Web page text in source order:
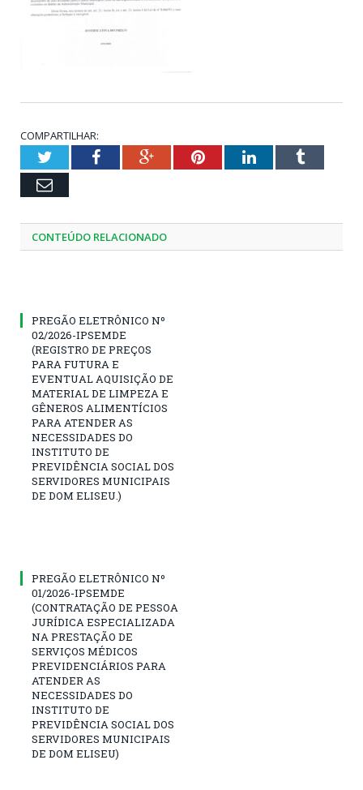
COMPARTILHAR:
TwitterFacebookGoogle+PinterestLinkedInTumblr
Email
CONTEÚDO RELACIONADO
PREGÃO ELETRÔNICO Nº
02/2026-IPSEMDE
(REGISTRO DE PREÇOS
PARA FUTURA E
EVENTUAL AQUISIÇÃO DE
MATERIAL DE LIMPEZA E
GÊNEROS ALIMENTÍCIOS
PARA ATENDER AS
NECESSIDADES DO
INSTITUTO DE
PREVIDÊNCIA SOCIAL DOS
SERVIDORES MUNICIPAIS
DE DOM ELISEU.)
PREGÃO ELETRÔNICO Nº
01/2026-IPSEMDE
(CONTRATAÇÃO DE PESSOA
JURÍDICA ESPECIALIZADA
NA PRESTAÇÃO DE
SERVIÇOS MÉDICOS
PREVIDENCIÁRIOS PARA
ATENDER AS
NECESSIDADES DO
INSTITUTO DE
PREVIDÊNCIA SOCIAL DOS
SERVIDORES MUNICIPAIS
DE DOM ELISEU)